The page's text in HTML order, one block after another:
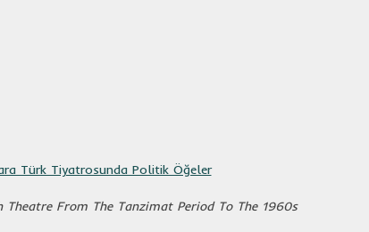
Türk Tiyatrosunda Politik Öğeler
From The Tanzimat Period To The 1960s